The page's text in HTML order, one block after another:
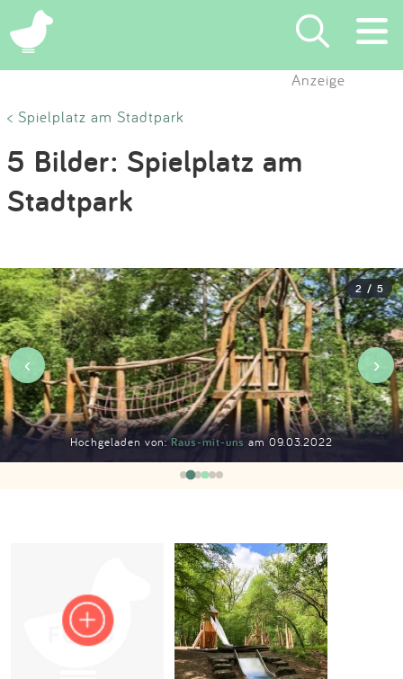
×
Suchen
Eintragen
Blog
Partner
Kontakt
Impressum
Anmelden
Anzeige
< Spielplatz am Stadtpark
5 Bilder: Spielplatz am
Stadtpark
Hochgeladen von:Raus-mit-uns am 09.03.2022
2 / 5
‹ ›